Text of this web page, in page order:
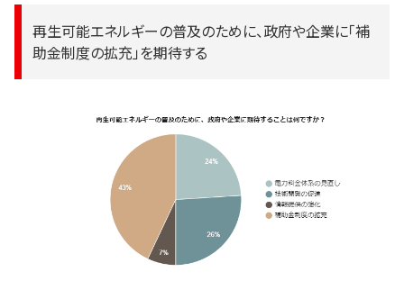
再生可能エネルギーの普及のために、政府や企業に「補
助金制度の拡充」を期待する